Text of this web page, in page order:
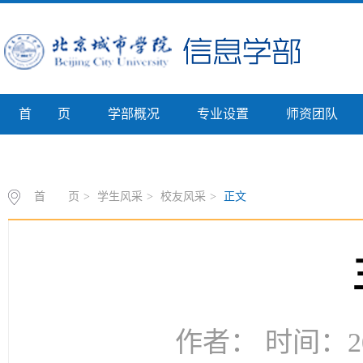
首 页 学部概况 专业设置 师资团队
首 页 > 学生风采 > 校友风采 > 正文
作者： 时间：